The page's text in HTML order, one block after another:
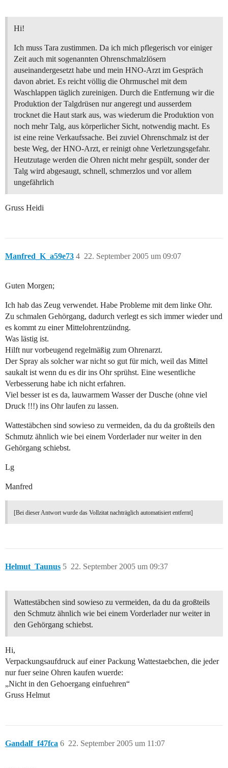
Hi!
Ich muss Tara zustimmen. Da ich mich pflegerisch vor einiger
Zeit auch mit sogenannten Ohrenschmalzlösern
auseinandergesetzt habe und mein HNO-Arzt im Gespräch
davon abriet. Es reicht völlig die Ohrmuschel mit dem
Waschlappen täglich zureinigen. Durch die Entfernung wir die
Produktion der Talgdrüsen nur angeregt und ausserdem
trocknet die Haut stark aus, was wiederum die Produktion von
noch mehr Talg, aus körperlicher Sicht, notwendig macht. Es
ist eine reine Verkaufssache. Bei zuviel Ohrenschmalz ist der
beste Weg, der HNO-Arzt, er reinigt ohne Verletzungsgefahr.
Heutzutage werden die Ohren nicht mehr gespült, sonder der
Talg wird abgesaugt, schnell, schmerzlos und vor allem
ungefährlich
Gruss Heidi
Manfred_K_a59e73 22. September 2005 um 09:07
4
Guten Morgen;
Ich hab das Zeug verwendet. Habe Probleme mit dem linke Ohr.
Zu schmalen Gehörgang, dadurch verlegt es sich immer wieder und
es kommt zu einer Mittelohrentzündng.
Was lästig ist.
Hilft nur vorbeugend regelmäßig zum Ohrenarzt.
Der Spray als solcher war nicht so gut für mich, weil das Mittel
saukalt ist wenn du es dir ins Ohr sprühst. Eine wesentliche
Verbesserung habe ich nicht erfahren.
Viel besser ist es da, lauwarmem Wasser der Dusche (ohne viel
Druck !!!) ins Ohr laufen zu lassen.
Wattestäbchen sind sowieso zu vermeiden, da du da großteils den
Schmutz ähnlich wie bei einem Vorderlader nur weiter in den
Gehörgang schiebst.
Lg
Manfred
[Bei dieser Antwort wurde das Vollzitat nachträglich automatisiert entfernt]
Helmut_Taunus 22. September 2005 um 09:37
5
Wattestäbchen sind sowieso zu vermeiden, da du da großteils
den Schmutz ähnlich wie bei einem Vorderlader nur weiter in
den Gehörgang schiebst.
Hi,
Verpackungsaufdruck auf einer Packung Wattestaebchen, die jeder
nur fuer seine Ohren kaufen wuerde:
„Nicht in den Gehoergang einfuehren“
Gruss Helmut
Gandalf_f47fca 22. September 2005 um 11:07
6